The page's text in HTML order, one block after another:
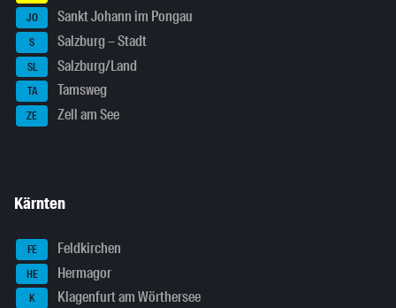
JO Sankt Johann im Pongau
S Salzburg – Stadt
SL Salzburg/Land
TA Tamsweg
ZE Zell am See
Kärnten
FE Feldkirchen
HE Hermagor
K Klagenfurt am Wörthersee